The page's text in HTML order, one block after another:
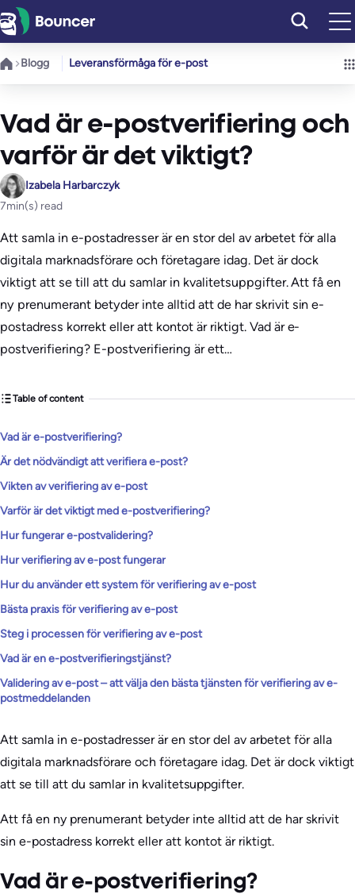
Hoppa
till
innehåll
Blogg Leveransförmåga för e-post
Vad är e-postverifiering och
varför är det viktigt?
Izabela Harbarczyk
7min(s) read
Att samla in e-postadresser är en stor del av arbetet för alla
digitala marknadsförare och företagare idag. Det är dock
viktigt att se till att du samlar in kvalitetsuppgifter. Att få en
ny prenumerant betyder inte alltid att de har skrivit sin e-
postadress korrekt eller att kontot är riktigt. Vad är e-
postverifiering? E-postverifiering är ett…
Table of content
Vad är e-postverifiering?
Är det nödvändigt att verifiera e-post?
Vikten av verifiering av e-post
Varför är det viktigt med e-postverifiering?
Hur fungerar e-postvalidering?
Hur verifiering av e-post fungerar
Hur du använder ett system för verifiering av e-post
Bästa praxis för verifiering av e-post
Steg i processen för verifiering av e-post
Vad är en e-postverifieringstjänst?
Validering av e-post – att välja den bästa tjänsten för verifiering av e-
postmeddelanden
Att samla in e-postadresser är en stor del av arbetet för alla
digitala marknadsförare och företagare idag. Det är dock viktigt
att se till att du samlar in kvalitetsuppgifter.
Att få en ny prenumerant betyder inte alltid att de har skrivit
sin e-postadress korrekt eller att kontot är riktigt.
Vad är e-postverifiering?